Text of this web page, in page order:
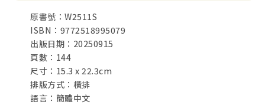
原書號：W2511S
ISBN：9772518995079
出版日期：20250915
頁數：144
尺寸：15.3 x 22.3cm
排版方式：橫排
語言：簡體中文